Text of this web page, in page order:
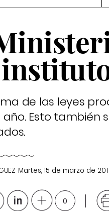
de las leyes
Esto también
Martes, 15 de marzo de 2011
0